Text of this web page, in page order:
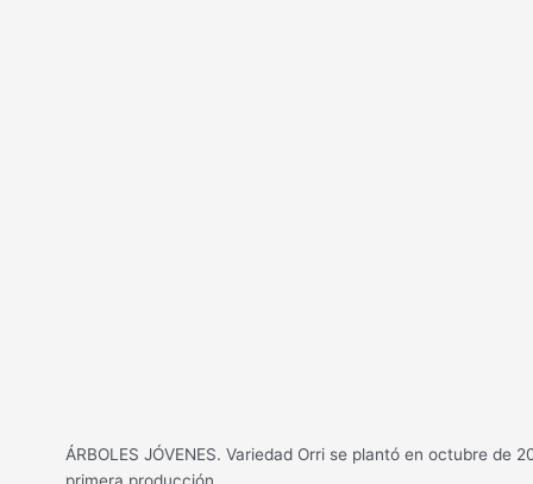
ÁRBOLES JÓVENES. Variedad Orri se plantó en octubre